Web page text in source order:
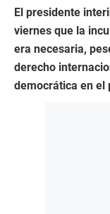
El presidente
viernes que la
era necesaria,
derecho
democrática en el